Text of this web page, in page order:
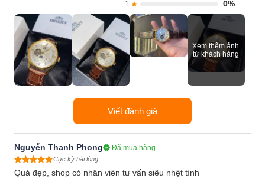
1 0%
Viết đánh giá
Nguyễn Thanh Phong Đã mua hàng
Cực kỳ hài lòng
Quá đẹp, shop có nhân viên tư vấn siêu nhệt tình